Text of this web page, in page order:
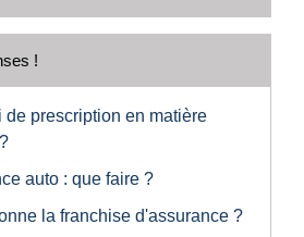
!
de prescription en matière
auto : que faire ?
la franchise d'assurance ?